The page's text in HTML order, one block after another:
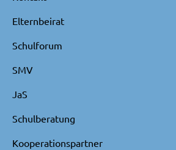
Elternbeirat
Schulforum
SMV
JaS
Schulberatung
Kooperationspartner